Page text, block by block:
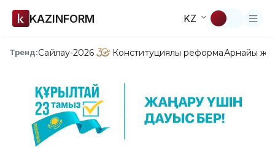
KAZINFORM KZ
Тренд:Сайлау-2026 Конституциялық реформаАрнайы